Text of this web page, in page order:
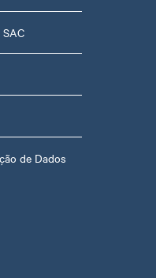
de Dados